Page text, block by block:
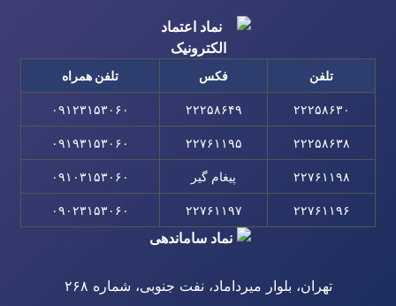
تلفن فکس تلفن همراه
۲۲۲۵۸۶۳۰ ۲۲۲۵۸۶۴۹ ۰۹۱۲۳۱۵۳۰۶۰
۲۲۲۵۸۶۳۸ ۲۲۷۶۱۱۹۵ ۰۹۱۹۳۱۵۳۰۶۰
۲۲۷۶۱۱۹۸ پیغام گیر ۰۹۱۰۳۱۵۳۰۶۰
۲۲۷۶۱۱۹۶ ۲۲۷۶۱۱۹۷ ۰۹۰۲۳۱۵۳۰۶۰
تهران، بلوار میرداماد، نفت جنوبی، شماره ۲۶۸